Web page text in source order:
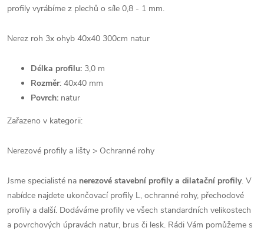
profily vyrábíme z plechů o síle 0,8 - 1 mm.
Nerez roh 3x ohyb 40x40 300cm natur
Délka profilu: 3,0 m
Rozměr: 40x40 mm
Povrch: natur
Zařazeno v kategorii:
Nerezové profily a lišty > Ochranné rohy
Jsme specialisté na nerezové stavební profily a dilatační profily. V
nabídce najdete ukončovací profily L, ochranné rohy, přechodové
profily a další. Dodáváme profily ve všech standardních velikostech
a povrchových úpravách natur, brus či lesk. Rádi Vám pomůžeme s